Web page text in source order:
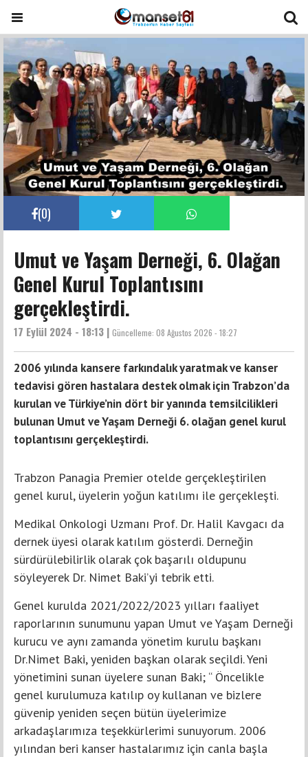
(0)
Umut ve Yaşam Derneği, 6. Olağan
Genel Kurul Toplantısını
gerçekleştirdi.
17 Eylül 2024 - 18:13 | Güncelleme: 08 Ağustos 2026 - 18:27
2006 yılında kansere farkındalık yaratmak ve kanser
tedavisi gören hastalara destek olmak için Trabzon’da
kurulan ve Türkiye’nin dört bir yanında temsilcilikleri
bulunan Umut ve Yaşam Derneği 6. olağan genel kurul
toplantısını gerçekleştirdi.
Trabzon Panagia Premier otelde gerçekleştirilen
genel kurul, üyelerin yoğun katılımı ile gerçekleşti.
Medikal Onkologi Uzmanı Prof. Dr. Halil Kavgacı da
dernek üyesi olarak katılım gösterdi. Derneğin
sürdürülebilirlik olarak çok başarılı oldupunu
söyleyerek Dr. Nimet Baki’yi tebrik etti.
Genel kurulda 2021/2022/2023 yılları faaliyet
raporlarının sunumunu yapan Umut ve Yaşam Derneği
kurucu ve aynı zamanda yönetim kurulu başkanı
Dr.Nimet Baki, yeniden başkan olarak seçildi. Yeni
yönetimini sunan üyelere sunan Baki; “ Öncelikle
genel kurulumuza katılıp oy kullanan ve bizlere
güvenip yeniden seçen bütün üyelerimize
arkadaşlarımıza teşekkürlerimi sunuyorum. 2006
yılından beri kanser hastalarımız için canla başla